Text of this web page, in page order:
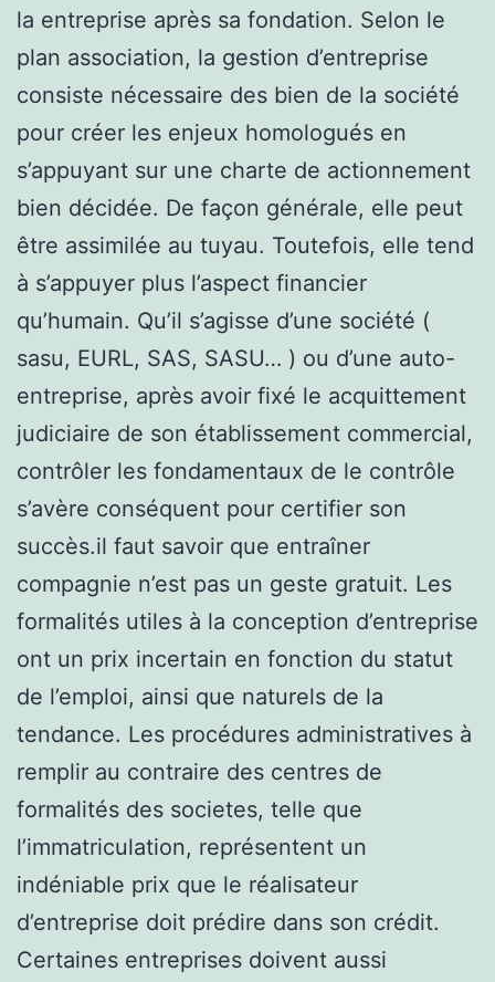
la entreprise après sa fondation. Selon le
plan association, la gestion d’entreprise
consiste nécessaire des bien de la société
pour créer les enjeux homologués en
s’appuyant sur une charte de actionnement
bien décidée. De façon générale, elle peut
être assimilée au tuyau. Toutefois, elle tend
à s’appuyer plus l’aspect financier
qu’humain. Qu’il s’agisse d’une société (
sasu, EURL, SAS, SASU… ) ou d’une auto-
entreprise, après avoir fixé le acquittement
judiciaire de son établissement commercial,
contrôler les fondamentaux de le contrôle
s’avère conséquent pour certifier son
succès.il faut savoir que entraîner
compagnie n’est pas un geste gratuit. Les
formalités utiles à la conception d’entreprise
ont un prix incertain en fonction du statut
de l’emploi, ainsi que naturels de la
tendance. Les procédures administratives à
remplir au contraire des centres de
formalités des societes, telle que
l’immatriculation, représentent un
indéniable prix que le réalisateur
d’entreprise doit prédire dans son crédit.
Certaines entreprises doivent aussi